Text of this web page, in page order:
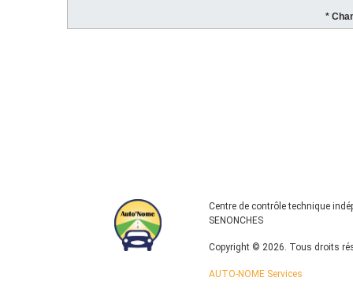
Centre de contrôle technique
SENONCHES
Copyright © 2026. Tous droits
AUTO-NOME Services